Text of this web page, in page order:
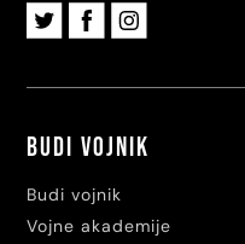
Budi vojnik
Budi vojnik
Vojne akademije